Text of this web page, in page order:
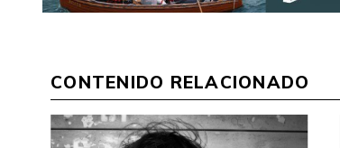
CONTENIDO RELACIONADO